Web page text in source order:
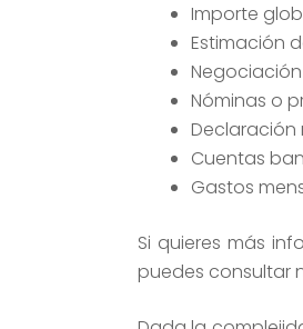
Importe
Estimación
Nóminas o
Declaración
Cuentas
Gastos
Si quieres más
puedes consultar